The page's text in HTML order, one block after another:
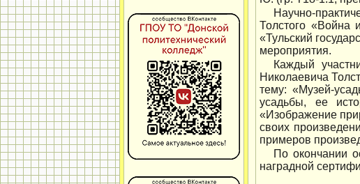
Научно-
Толстого «Война
«Тульский
мероприятия.
Каждый
Николаевича
тему: «Музей-
усадьбы, ее
«Изображение
своих
примеров
По окончании
наградной